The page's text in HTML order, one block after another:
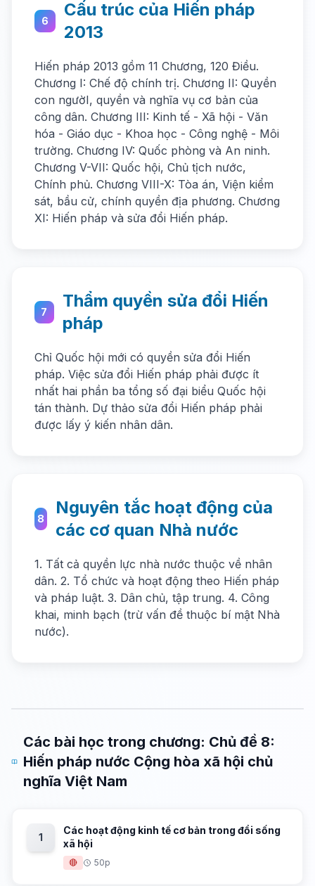
6
Cấu trúc của Hiến pháp
2013
Hiến pháp 2013 gồm 11 Chương, 120 Điều.
Chương I: Chế độ chính trị. Chương II: Quyền
con ngườI, quyền và nghĩa vụ cơ bản của
công dân. Chương III: Kinh tế - Xã hội - Văn
hóa - Giáo dục - Khoa học - Công nghệ - Môi
trường. Chương IV: Quốc phòng và An ninh.
Chương V-VII: Quốc hội, Chủ tịch nước,
Chính phủ. Chương VIII-X: Tòa án, Viện kiểm
sát, bầu cử, chính quyền địa phương. Chương
XI: Hiến pháp và sửa đổi Hiến pháp.
7
Thẩm quyền sửa đổi Hiến
pháp
Chỉ Quốc hội mới có quyền sửa đổi Hiến
pháp. Việc sửa đổi Hiến pháp phải được ít
nhất hai phần ba tổng số đại biểu Quốc hội
tán thành. Dự thảo sửa đổi Hiến pháp phải
được lấy ý kiến nhân dân.
8
Nguyên tắc hoạt động của
các cơ quan Nhà nước
1. Tất cả quyền lực nhà nước thuộc về nhân
dân. 2. Tổ chức và hoạt động theo Hiến pháp
và pháp luật. 3. Dân chủ, tập trung. 4. Công
khai, minh bạch (trừ vấn đề thuộc bí mật Nhà
nước).
Các bài học trong chương: Chủ đề 8:
Hiến pháp nước Cộng hòa xã hội chủ
nghĩa Việt Nam
1
Các hoạt động kinh tế cơ bản trong đổi sống
xã hội
🔴 50p